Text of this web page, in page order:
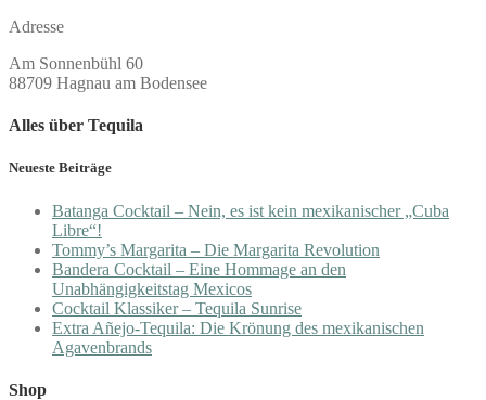
Adresse
Am Sonnenbühl 60
88709 Hagnau am Bodensee
Alles über Tequila
Neueste Beiträge
Batanga Cocktail – Nein, es ist kein mexikanischer „Cuba
Libre“!
Tommy’s Margarita – Die Margarita Revolution
Bandera Cocktail – Eine Hommage an den
Unabhängigkeitstag Mexicos
Cocktail Klassiker – Tequila Sunrise
Extra Añejo-Tequila: Die Krönung des mexikanischen
Agavenbrands
Shop